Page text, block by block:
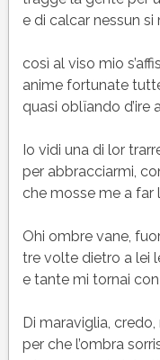
e di calcar nessun
così al viso mio
anime fortunate
quasi oblïando d’ire
Io vidi una di lor
per abbracciarmi,
che mosse me a far
Ohi ombre vane,
tre volte dietro a lei
e tante mi tornai
Di maraviglia, credo,
per che l’ombra